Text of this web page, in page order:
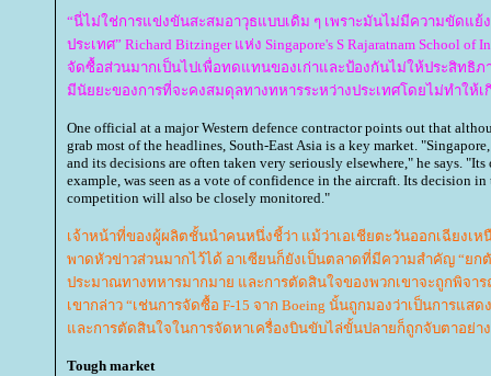
“นี่ไม่ใช่การแข่งขันสะสมอาวุธแบบเดิม ๆ เพราะมันไม่มีความขัดแย้
ประเทศ” Richard Bitzinger แห่ง Singapore's S Rajaratnam School of
จัดซื้อส่วนมากเป็นไปเพื่อทดแทนของเก่าและป้องกันไม่ให้ประสิทธิ
มีนัยยะของการที่จะคงสมดุลทางทหารระหว่างประเทศโดยไม่ทำให้
One official at a major Western defence contractor points out that
grab most of the headlines, South-East Asia is a key market.
and its decisions are often taken very seriously elsewhere," he says.
example, was seen as a vote of confidence in the aircraft. Its decision
competition will also be closely monitored."
เจ้าหน้าที่ของผู้ผลิตชั้นนำคนหนึ่งชี้ว่า แม้ว่าเอเชียตะวันออกเฉียงเ
พาดหัวข่าวส่วนมากไว้ได้ อาเซียนก็ยังเป็นตลาดที่มีความสำคัญ “ยก
ประมาณทางทหารมากมาย และการตัดสินใจของพวกเขาจะถูกพิจา
เขากล่าว “เช่นการจัดซื้อ F-15 จาก Boeing นั้นถูกมองว่าเป็นการแส
ละการตัดสินใจในการจัดหาเครื่องบินขับไล่ขั้นปลายก็ถูกจับตาอย่า
Tough market